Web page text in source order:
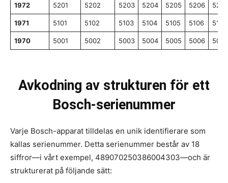
1972 5201 5202 5203 5204 5205 5206 5207
1971 5101 5102 5103 5104 5105 5106 5107
1970 5001 5002 5003 5004 5005 5006 5007
Avkodning av strukturen för ett
Bosch-serienummer
Varje Bosch-apparat tilldelas en unik identifierare som
kallas serienummer. Detta serienummer består av 18
siffror—i vårt exempel, 489070250386004303—och är
strukturerat på följande sätt: